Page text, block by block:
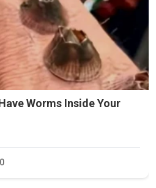
Worms Inside Your